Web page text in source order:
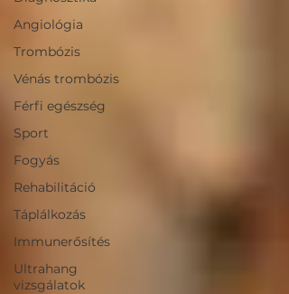
Angiológia
Trombózis
Vénás trombózis
Férfi egészség
Sport
Fogyás
Rehabilitáció
Táplálkozás
Immunerősítés
Ultrahang
vizsgálatok